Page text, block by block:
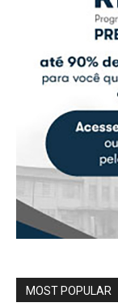
MOST POPULAR